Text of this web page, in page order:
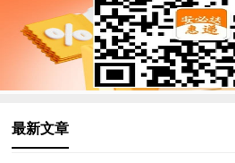
最新文章